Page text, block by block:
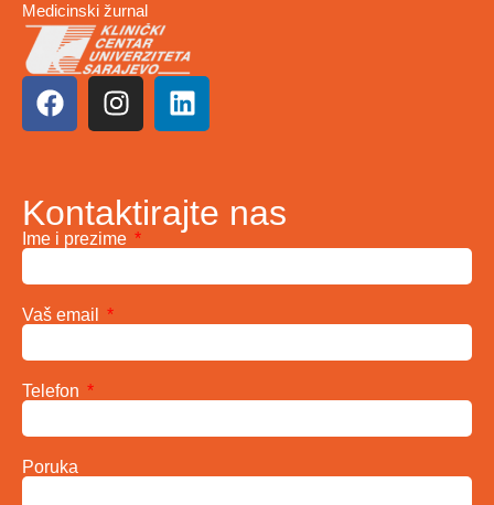
Medicinski žurnal
Kontaktirajte nas
Ime i prezime
Vaš email
Telefon
Poruka